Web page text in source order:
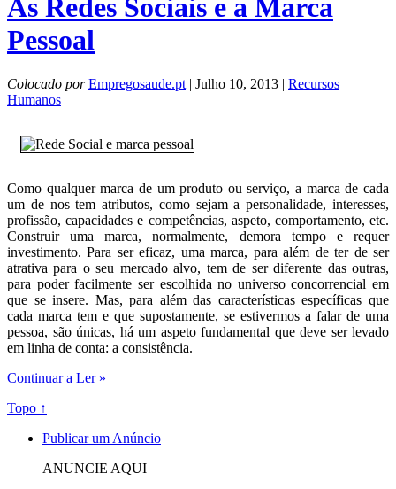
As Redes Sociais e a Marca
Pessoal
Colocado por Empregosaude.pt | Julho 10, 2013 | Recursos
Humanos
Como qualquer marca de um produto ou serviço, a marca de cada
um de nos tem atributos, como sejam a personalidade, interesses,
profissão, capacidades e competências, aspeto, comportamento, etc.
Construir uma marca, normalmente, demora tempo e requer
investimento. Para ser eficaz, uma marca, para além de ter de ser
atrativa para o seu mercado alvo, tem de ser diferente das outras,
para poder facilmente ser escolhida no universo concorrencial em
que se insere. Mas, para além das características específicas que
cada marca tem e que supostamente, se estivermos a falar de uma
pessoa, são únicas, há um aspeto fundamental que deve ser levado
em linha de conta: a consistência.
Continuar a Ler »
Topo ↑
Publicar um Anúncio
ANUNCIE AQUI